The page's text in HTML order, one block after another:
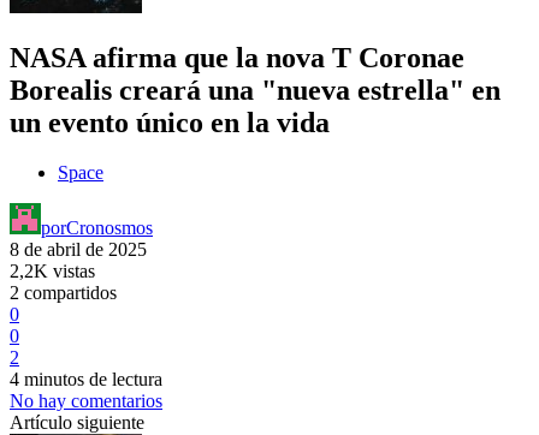
NASA afirma que la nova T Coronae
Borealis creará una "nueva estrella" en
un evento único en la vida
Space
porCronosmos
8 de abril de 2025
2,2K vistas
2 compartidos
0
0
2
4 minutos de lectura
No hay comentarios
Artículo siguiente